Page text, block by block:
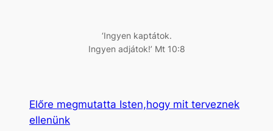
‘Ingyen kaptátok.
Ingyen adjátok!’ Mt 10:8
Előre megmutatta Isten,hogy mit terveznek
ellenünk